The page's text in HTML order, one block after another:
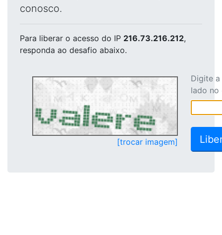
conosco.
Para liberar o acesso do IP 216.73.216.212,
responda ao desafio abaixo.
[trocar imagem]
Digite
lado no